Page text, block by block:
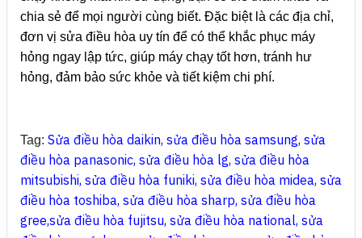
chia sẻ để mọi người cùng biết. Đặc biệt là các địa chỉ,
đơn vị sửa điều hòa uy tín để có thể khắc phục máy
hỏng ngay lập tức, giúp máy chạy tốt hơn, tránh hư
hỏng, đảm bảo sức khỏe và tiết kiệm chi phí.
Tag: Sửa điều hòa daikin, sửa điều hòa samsung, sửa
điều hòa panasonic, sửa điều hòa lg, sửa điều hòa
mitsubishi, sửa điều hòa funiki, sửa điều hòa midea, sửa
điều hòa toshiba, sửa điều hòa sharp, sửa điều hòa
gree,sửa điều hòa fujitsu, sửa điều hòa national, sửa